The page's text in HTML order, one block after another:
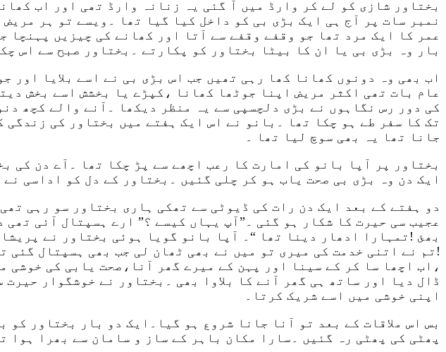
بختاور شازی کو لے کر وارڈ میں آ گئی یہ زنانہ وارڈ تھی اور اب
نمبر سات پر آج ہی ایک بڑی بی کو داخل کیا گیا تھا ۔ویسے تو ہر
عمر کا ایک مرد تھا جو وقفے وقفے سے آتا اور کھانے کی چیزیں
بار وہ بڑی بی یا ان کا بیٹا بختاور کو پکارتے ۔بختاور صبح سے اس
اب بھی وہ دونوں کھانا کھا رہی تھیں جب اس بڑی بی نے اسے بلایا اور
عام بات تھی اکثر مریض اپنا جوٹھا کھانا ،کپڑے یا بخشش اسے بخش
کی دور رس نگاہوں نے بڑی دلچسپی سے یہ منظر دیکھا ۔آنے والے کچھ
تک کا سفر طے ہو چکا تھا ۔بانو نے اس ایک ہفتے میں بختاور کی
جانا تھا یہ بھی سوچ لیا تھا ۔
بختاور پر آپا بانو کی امارت کا رعب اچھے سے پڑ چکا تھا ۔آے دن کی
ایک دن وہ بڑی بی صحت یاب ہو کر چلی گئیں ۔بختاور کے دل کو اداسی
دو ہفتے کے بعد ایک دن رات کی ڈیوٹی سے تھکی ہاری بختاور سو رہی
عجیب سی حیرت کا شکار ہو گئی ۔”آپ یہاں کیسے ؟” ارے ہسپتال آئی
بھئ !تمہارا ادھار دینا تھا “۔ آپا بانو گویا ہوئی بختاور نے
!تم نے اتنی خدمت کی میری تو میں نے بھی ٹھان لی جب بھی ہسپتال
،اب اچھا سا کر کے سینا اور پہن کے میرے گھر آنا،صحت یابی کی
ڈال دیا اور ساتھ ہی گھر آنے کا بلاوا بھی ۔بختاور نے خوشگوار
اپنی خوشی میں اسے شریک کرتا۔
بس اس ملاقات کے بعد تو آنا جانا شروع ہو گیا۔ایک دو بار بختاور
پھٹی کی پھٹی رہ گئیں ۔سارا مکان باہر کے ساز و سامان سے بھرا ہوا